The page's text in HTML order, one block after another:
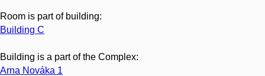
Room is part of building:
Building C
Building is a part of the Complex:
Arna Nováka 1